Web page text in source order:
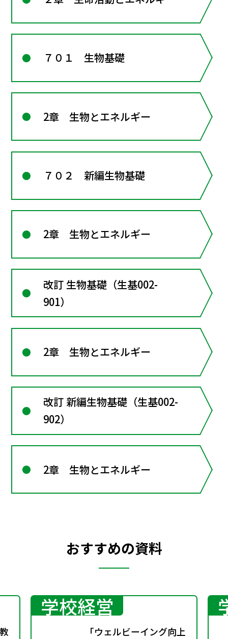
７０１ 生物基礎
2章 生物とエネルギー
７０２ 新編生物基礎
2章 生物とエネルギー
改訂 生物基礎（生基002-
901）
2章 生物とエネルギー
改訂 新編生物基礎（生基002-
902）
2章 生物とエネルギー
おすすめの資料
学校経営
「ウェルビーイング向上